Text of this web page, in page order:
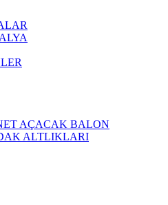
AÇACAK BALON
ALTLIKLARI